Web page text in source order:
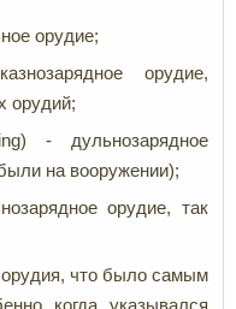
орудие;
орудие,
орудий;
- дульнозарядное
на вооружении);
орудие, так
орудия, что было самым